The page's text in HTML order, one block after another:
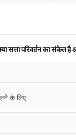
परिवर्तन का संकेत है
के लिए